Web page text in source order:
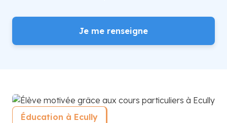
Je me renseigne
Éducation à Ecully